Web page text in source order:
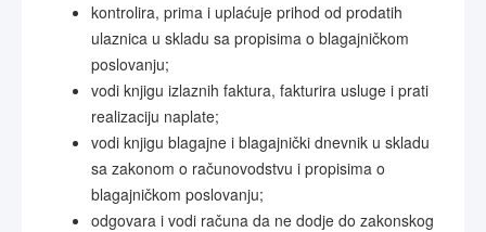
kontrolira, prima i uplaćuje prihod od prodatih
ulaznica u skladu sa propisima o blagajničkom
poslovanju;
vodi knjigu izlaznih faktura, fakturira usluge i prati
realizaciju naplate;
vodi knjigu blagajne i blagajnički dnevnik u skladu
sa zakonom o računovodstvu i propisima o
blagajničkom poslovanju;
odgovara i vodi računa da ne dodje do zakonskog